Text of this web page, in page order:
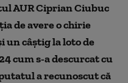
AUR Ciprian Ciubuc
de avere o chirie
un câștig la loto de
cum s-a descurcat cu
a recunoscut că